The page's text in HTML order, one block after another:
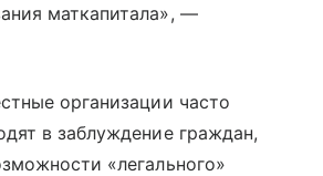
маткапитала», —
организации часто
в заблуждение граждан,
«легального»